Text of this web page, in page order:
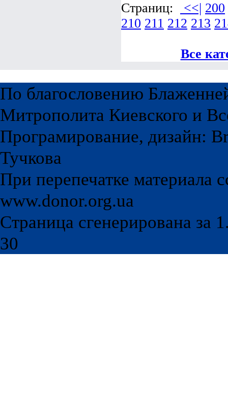
Страниц: <<| 200
210 211 212 213
Все
По благословению
Митрополита Киевского и
Програмирование, дизайн:
Тучкова
При перепечатке материала
www.donor.org.ua
Страница сгенерирована за
30